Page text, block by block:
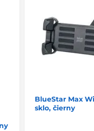
BlueStar Max
sklo, čierny